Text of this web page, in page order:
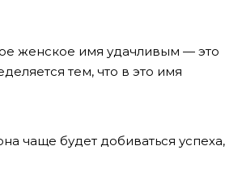
женское имя удачливым — это
тем, что в это имя
чаще будет добиваться успеха,